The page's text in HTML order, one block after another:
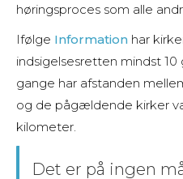
høringsproces som alle
Ifølge Information har
indsigelsesretten mindst 10
gange har afstanden
og de pågældende kirker
kilometer.
Det er på ingen